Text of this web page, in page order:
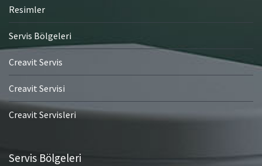
Resimler
Servis Bölgeleri
Creavit Servis
Creavit Servisi
Creavit Servisleri
Servis Bölgeleri